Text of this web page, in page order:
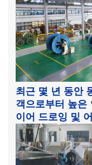
최근 몇 년 동안
객으로부터 높은
이어 드로잉 및